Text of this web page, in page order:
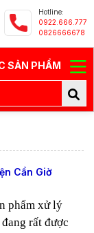
Hotline:
0922.666.777
0826666678
SẢN PHẨM
Cần Giờ
phẩm xử lý
rất được